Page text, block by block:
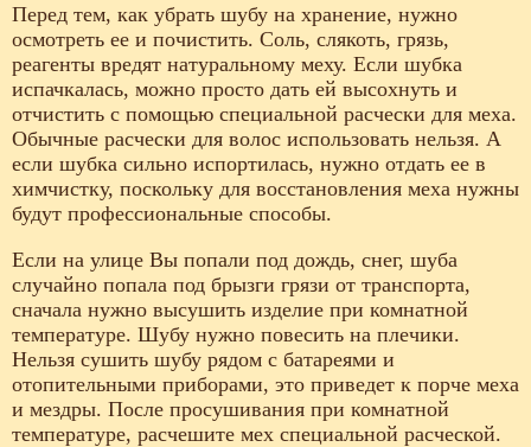
Перед тем, как убрать шубу на хранение, нужно
осмотреть ее и почистить. Соль, слякоть, грязь,
реагенты вредят натуральному меху. Если шубка
испачкалась, можно просто дать ей высохнуть и
отчистить с помощью специальной расчески для меха.
Обычные расчески для волос использовать нельзя. А
если шубка сильно испортилась, нужно отдать ее в
химчистку, поскольку для восстановления меха нужны
будут профессиональные способы.
Если на улице Вы попали под дождь, снег, шуба
случайно попала под брызги грязи от транспорта,
сначала нужно высушить изделие при комнатной
температуре. Шубу нужно повесить на плечики.
Нельзя сушить шубу рядом с батареями и
отопительными приборами, это приведет к порче меха
и мездры. После просушивания при комнатной
температуре, расчешите мех специальной расческой.